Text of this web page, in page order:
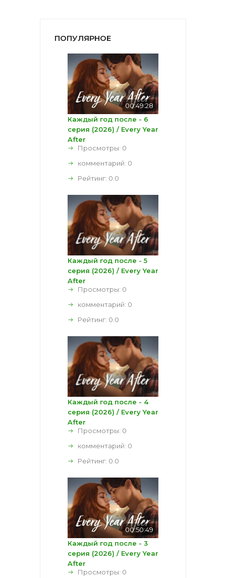
ПОПУЛЯРНОЕ
00:49:28
Каждый год после - 6
серия (2026) / Every Year
After
Просмотры: 0
комментарий: 0
Рейтинг: 0.0
Каждый год после - 5
серия (2026) / Every Year
After
Просмотры: 0
комментарий: 0
Рейтинг: 0.0
Каждый год после - 4
серия (2026) / Every Year
After
Просмотры: 0
комментарий: 0
Рейтинг: 0.0
00:50:49
Каждый год после - 3
серия (2026) / Every Year
After
Просмотры: 0